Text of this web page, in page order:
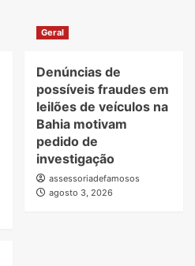
Geral
Denúncias de
possíveis fraudes em
leilões de veículos na
Bahia motivam
pedido de
investigação
assessoriadefamosos
agosto 3, 2026